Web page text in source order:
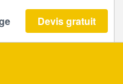
Devis gratuit